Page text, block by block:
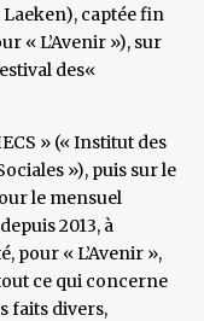
captée fin
« L’Avenir »), sur
des«
» (« Institut des
»), puis sur le
le mensuel
2013, à
pour « L’Avenir »,
ce qui concerne
faits divers,